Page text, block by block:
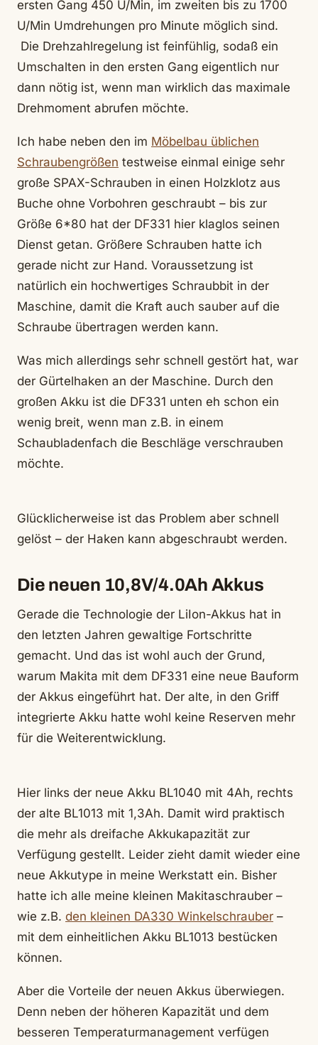
ersten Gang 450 U/Min, im zweiten bis zu 1700
U/Min Umdrehungen pro Minute möglich sind.
Die Drehzahlregelung ist feinfühlig, sodaß ein
Umschalten in den ersten Gang eigentlich nur
dann nötig ist, wenn man wirklich das maximale
Drehmoment abrufen möchte.
Ich habe neben den im Möbelbau üblichen
Schraubengrößen testweise einmal einige sehr
große SPAX-Schrauben in einen Holzklotz aus
Buche ohne Vorbohren geschraubt – bis zur
Größe 6*80 hat der DF331 hier klaglos seinen
Dienst getan. Größere Schrauben hatte ich
gerade nicht zur Hand. Voraussetzung ist
natürlich ein hochwertiges Schraubbit in der
Maschine, damit die Kraft auch sauber auf die
Schraube übertragen werden kann.
Was mich allerdings sehr schnell gestört hat, war
der Gürtelhaken an der Maschine. Durch den
großen Akku ist die DF331 unten eh schon ein
wenig breit, wenn man z.B. in einem
Schaubladenfach die Beschläge verschrauben
möchte.
Glücklicherweise ist das Problem aber schnell
gelöst – der Haken kann abgeschraubt werden.
Die neuen 10,8V/4.0Ah Akkus
Gerade die Technologie der LiIon-Akkus hat in
den letzten Jahren gewaltige Fortschritte
gemacht. Und das ist wohl auch der Grund,
warum Makita mit dem DF331 eine neue Bauform
der Akkus eingeführt hat. Der alte, in den Griff
integrierte Akku hatte wohl keine Reserven mehr
für die Weiterentwicklung.
Hier links der neue Akku BL1040 mit 4Ah, rechts
der alte BL1013 mit 1,3Ah. Damit wird praktisch
die mehr als dreifache Akkukapazität zur
Verfügung gestellt. Leider zieht damit wieder eine
neue Akkutype in meine Werkstatt ein. Bisher
hatte ich alle meine kleinen Makitaschrauber –
wie z.B. den kleinen DA330 Winkelschrauber –
mit dem einheitlichen Akku BL1013 bestücken
können.
Aber die Vorteile der neuen Akkus überwiegen.
Denn neben der höheren Kapazität und dem
besseren Temperaturmanagement verfügen